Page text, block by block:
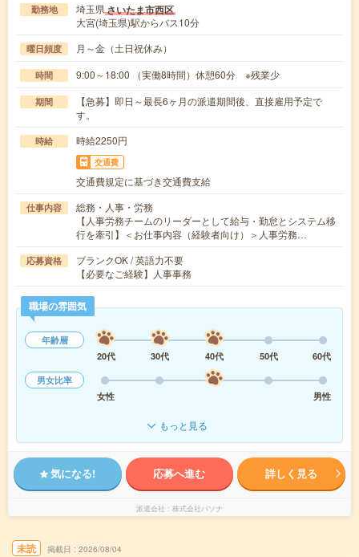
勤務地 埼玉県さいたま市西区
大宮(埼玉県)駅からバス10分
曜日頻度 月～金（土日祝休み）
時間 9:00～18:00 （実働8時間）休憩60分 ※残業少
期間
【急募】即日～最長6ヶ月の派遣期間後、直接雇用予定で
す。
時給 時給2250円
交通費
交通費規定に基づき交通費支給
仕事内容
総務・人事・労務
【人事労務チームのリーダーとして給与・勤怠とシステム移
行を牽引】＜お仕事内容（経験者向け）＞人事労務…
応募資格
ブランクOK / 英語力不要
【必要なご経験】人事事務
職場の雰囲気
年齢層
20代
30代 40代 50代
60代
男女比率
女性
男性
もっと見る
気になる! 応募へ進む 詳しく見る
派遣会社 株式会社パソナ
未読 掲載日 2026/08/04